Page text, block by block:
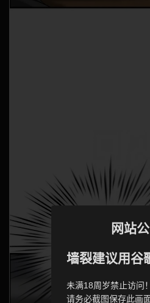
网站
墙裂建议用谷
未满18周岁禁止访问
请务必截图保存此画